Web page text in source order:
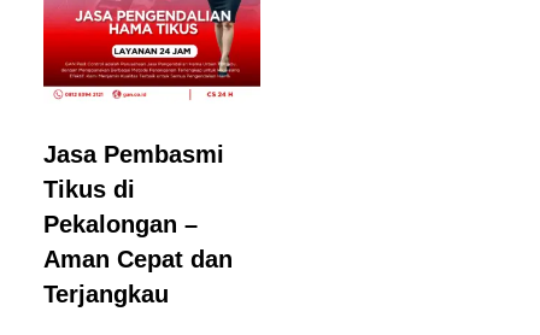
Jasa Pembasmi
Tikus di
Pekalongan –
Aman Cepat dan
Terjangkau